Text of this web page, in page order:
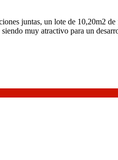
juntas, un lote de 10,20m2
muy atractivo para un